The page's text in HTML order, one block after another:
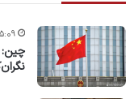
چین:
۵:۰۹ ب.ظ ۱۵ اسد ۱۴۰۵